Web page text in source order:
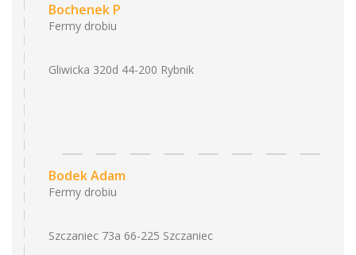
Bochenek P
Fermy drobiu
Gliwicka 320d 44-200 Rybnik
Bodek Adam
Fermy drobiu
Szczaniec 73a 66-225 Szczaniec